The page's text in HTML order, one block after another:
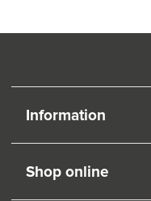
Information
Shop online